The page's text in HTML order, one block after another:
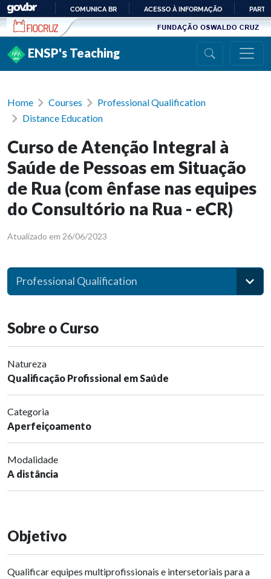
Ir para conteúdo
PARA
COMUNICA BR ACESSO À INFORMAÇÃO
ENSP's Teaching
Home Courses
Professional Qualification
Distance Education
Curso de Atenção Integral à
Saúde de Pessoas em Situação
de Rua (com ênfase nas equipes
do Consultório na Rua - eCR)
Atualizado em 26/06/2023
Professional Qualification
Sobre o Curso
Natureza
Qualificação Profissional em Saúde
Categoria
Aperfeiçoamento
Modalidade
A distância
Objetivo
Qualificar equipes multiprofissionais e intersetoriais para a